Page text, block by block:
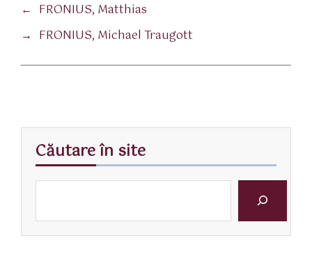
← FRONIUS, Matthias
→ FRONIUS, Michael Traugott
Căutare în site